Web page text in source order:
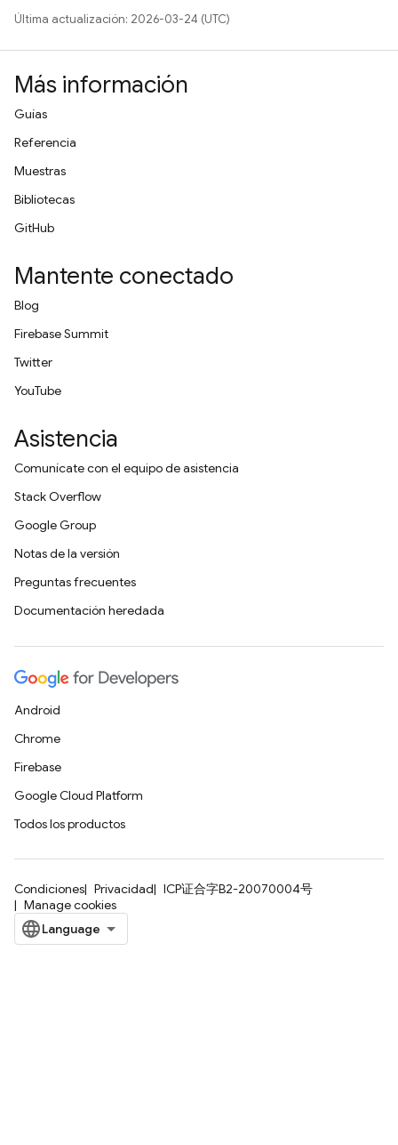
Última actualización: 2026-03-24 (UTC)
Más información
Guías
Referencia
Muestras
Bibliotecas
GitHub
Mantente conectado
Blog
Firebase Summit
Twitter
YouTube
Asistencia
Comunícate con el equipo de asistencia
Stack Overflow
Google Group
Notas de la versión
Preguntas frecuentes
Documentación heredada
Android
Chrome
Firebase
Google Cloud Platform
Todos los productos
Condiciones Privacidad
ICP证合字B2-20070004号
Manage cookies